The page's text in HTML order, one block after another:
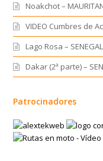
Noakchot –
VIDEO Cumbres de
Lago Rosa –
Dakar (2ª parte) –
Patrocinadores